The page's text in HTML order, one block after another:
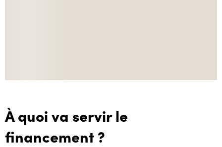
À quoi va servir le
financement ?